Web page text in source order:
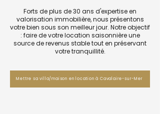
Forts de plus de 30 ans d'expertise en
valorisation immobilière, nous présentons
votre bien sous son meilleur jour. Notre objectif
: faire de votre location saisonnière une
source de revenus stable tout en préservant
votre tranquillité.
Mettre sa villa/maison en location à Cavalaire-sur-Mer